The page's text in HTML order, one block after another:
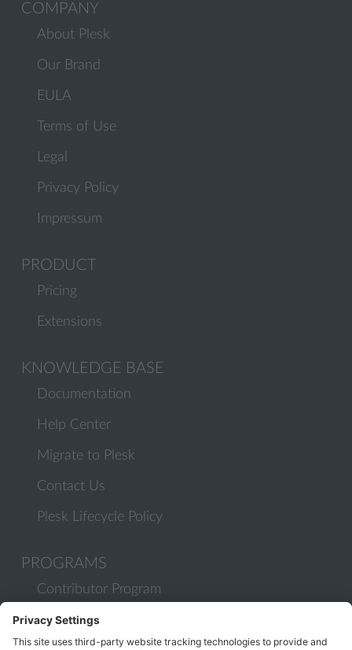
COMPANY
About Plesk
Our Brand
EULA
Terms of Use
Legal
Privacy Policy
Impressum
PRODUCT
Pricing
Extensions
KNOWLEDGE BASE
Documentation
Help Center
Migrate to Plesk
Contact Us
Plesk Lifecycle Policy
PROGRAMS
Contributor Program
Partner Program